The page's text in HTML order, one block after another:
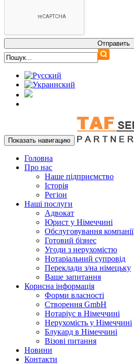
Показать навигацию
Головна
Про нас
Наше підприємство
Історія
Регіон
Наші послуги
Адвокат
Юрист у Німеччині
Обслуговування компанії
Готовий бізнес
Угоди з нерухомістю
Нотаріальний супровід
Переклади з/на німецьку
Ваше запитання
Корисна інформація
Форми власності
Створення GmbH
Нотаріус в Німеччині
Нерухомість у Німеччині
Блукард в Німеччині
Візові питання
Новини
Контакти